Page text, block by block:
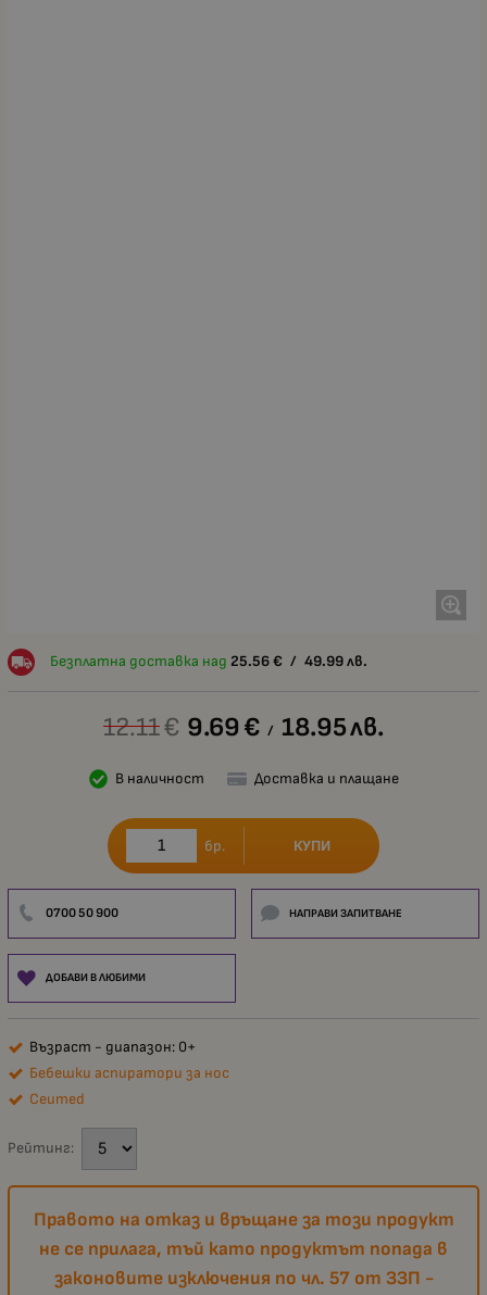
Безплатна доставка над 25.56 € / 49.99 лв.
12.11€ 9.69 € / 18.95лв.
В наличност Доставка и плащане
бр. КУПИ
0700 50 900 НАПРАВИ ЗАПИТВАНЕ
ДОБАВИ В ЛЮБИМИ
Възраст - диапазон: 0+
Бебешки аспиратори за нос
Ceumed
Рейтинг:
Правото на отказ и връщане за този продукт
не се прилага, тъй като продуктът попада в
законовите изключения по чл. 57 от ЗЗП -